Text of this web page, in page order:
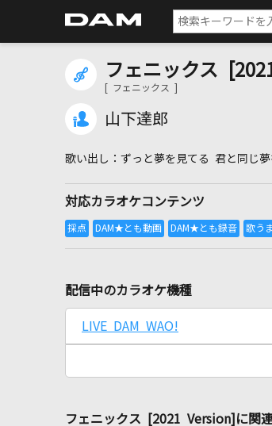
フェニックス
[ フェニックス ]
山下達郎
ずっと夢を見てる 君と同じ夢
対応カラオケコンテンツ
配信中のカラオケ機種
LIVE DAM WAO!
フェニックス [2021 Version]に関